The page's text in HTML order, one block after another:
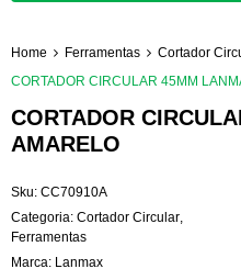
Home Ferramentas
Cortador
CORTADOR CIRCULAR 45MM
CORTADOR
AMARELO
Sku: CC70910A
Categoria: Cortador Circular
Ferramentas
Marca: Lanmax